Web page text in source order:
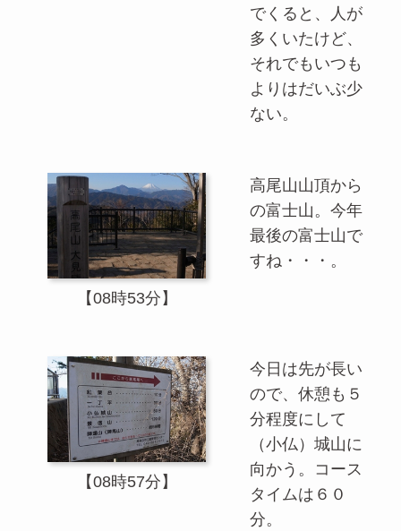
でくると、人が
多くいたけど、
それでもいつも
よりはだいぶ少
ない。
【08時53分】
高尾山山頂から
の富士山。今年
最後の富士山で
すね・・・。
【08時57分】
今日は先が長い
ので、休憩も５
分程度にして
（小仏）城山に
向かう。コース
タイムは６０
分。